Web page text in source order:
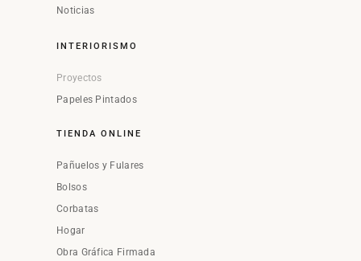
Noticias
INTERIORISMO
Proyectos
Papeles Pintados
TIENDA ONLINE
Pañuelos y Fulares
Bolsos
Corbatas
Hogar
Obra Gráfica Firmada